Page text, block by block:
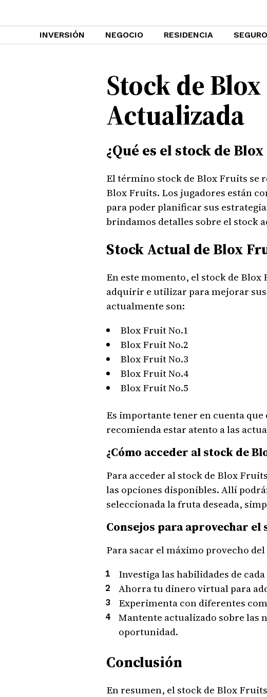
INVERSIÓN NEGOCIO RESIDENCIA SEGURO
Stock de
Actualizada
¿Qué es el stock de
El término stock de Blox Fruits se
Blox Fruits. Los jugadores están
para poder planificar sus
brindamos detalles sobre el stock
Stock Actual de Blox
En este momento, el stock de
adquirir e utilizar para mejorar sus
actualmente son:
Blox Fruit No.1
Blox Fruit No.2
Blox Fruit No.3
Blox Fruit No.4
Blox Fruit No.5
Es importante tener en cuenta
recomienda estar atento a las
¿Cómo acceder al stock de
Para acceder al stock de Blox
las opciones disponibles. Allí
seleccionada la fruta deseada,
Consejos para aprovechar
Para sacar el máximo provecho
Investiga las habilidades de
Ahorra tu dinero virtual para
Experimenta con diferentes
Mantente actualizado sobre las
oportunidad.
Conclusión
En resumen, el stock de Blox